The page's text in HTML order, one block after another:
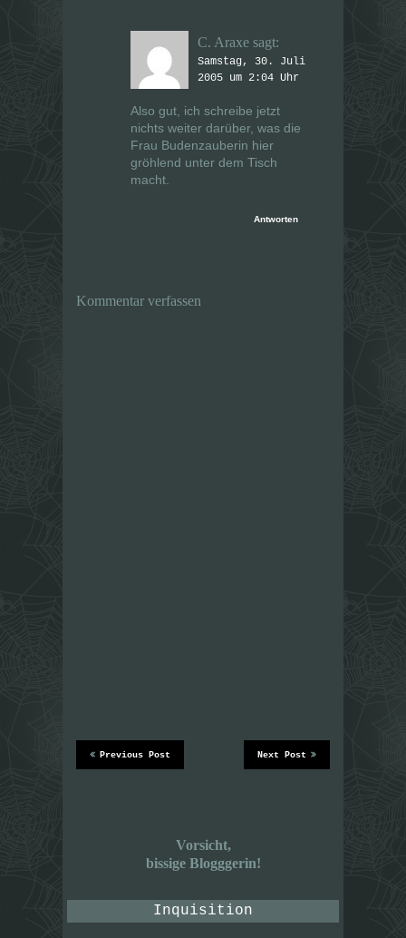
C. Araxe sagt:
Samstag, 30. Juli
2005 um 2:04 Uhr
Also gut, ich schreibe jetzt
nichts weiter darüber, was die
Frau Budenzauberin hier
gröhlend unter dem Tisch
macht.
Antworten
Kommentar verfassen
Next Post
Previous Post
Vorsicht,
bissige Blogggerin!
Inquisition